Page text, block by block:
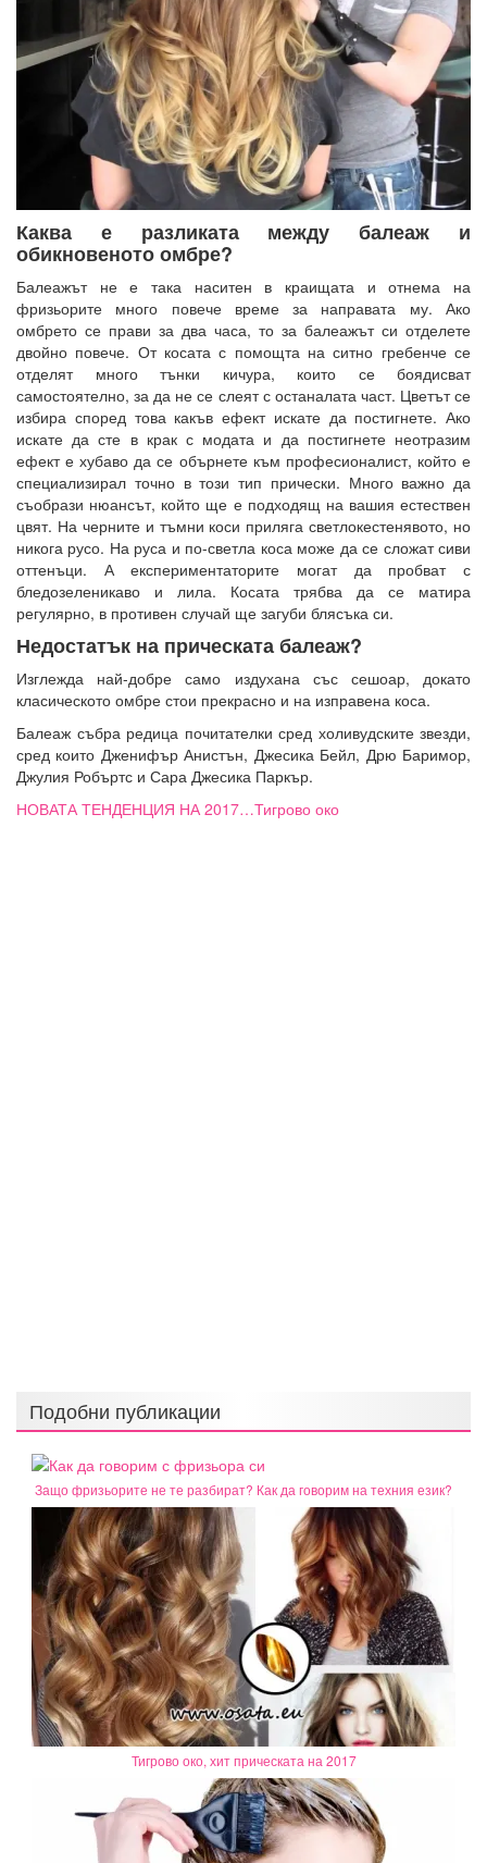
Каква е разликата между балеаж и
обикновеното омбре?
Балеажът не е така наситен в краищата и отнема на
фризьорите много повече време за направата му. Ако
омбрето се прави за два часа, то за балеажът си отделете
двойно повече. От косата с помощта на ситно гребенче се
отделят много тънки кичура, които се боядисват
самостоятелно, за да не се слеят с останалата част. Цветът се
избира според това какъв ефект искате да постигнете. Ако
искате да сте в крак с модата и да постигнете неотразим
ефект е хубаво да се обърнете към професионалист, който е
специализирал точно в този тип прически. Много важно да
съобрази нюансът, който ще е подходящ на вашия естествен
цвят. На черните и тъмни коси приляга светлокестенявото, но
никога русо. На руса и по-светла коса може да се сложат сиви
оттенъци. А експериментаторите могат да пробват с
бледозеленикаво и лила. Косата трябва да се матира
регулярно, в противен случай ще загуби блясъка си.
Недостатък на прическата балеаж?
Изглежда най-добре само издухана със сешоар, докато
класическото омбре стои прекрасно и на изправена коса.
Балеаж събра редица почитателки сред холивудските звезди,
сред които Дженифър Анистън, Джесика Бейл, Дрю Баримор,
Джулия Робъртс и Сара Джесика Паркър.
НОВАТА ТЕНДЕНЦИЯ НА 2017…Тигрово око
Подобни публикации
Защо фризьорите не те разбират? Как да говорим на техния език?
Тигрово око, хит прическата на 2017